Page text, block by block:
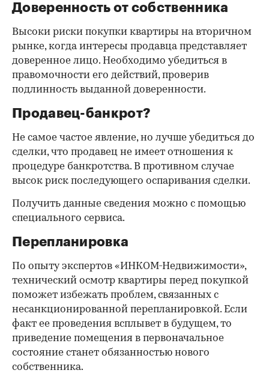
Доверенность от собственника
Высоки риски покупки квартиры на вторичном
рынке, когда интересы продавца представляет
доверенное лицо. Необходимо убедиться в
правомочности его действий, проверив
подлинность выданной доверенности.
Продавец-банкрот?
Не самое частое явление, но лучше убедиться до
сделки, что продавец не имеет отношения к
процедуре банкротства. В противном случае
высок риск последующего оспаривания сделки.
Получить данные сведения можно с помощью
специального сервиса.
Перепланировка
По опыту экспертов «ИНКОМ-Недвижимости»,
технический осмотр квартиры перед покупкой
поможет избежать проблем, связанных с
несанкционированной перепланировкой. Если
факт ее проведения всплывет в будущем, то
приведение помещения в первоначальное
состояние станет обязанностью нового
собственника.